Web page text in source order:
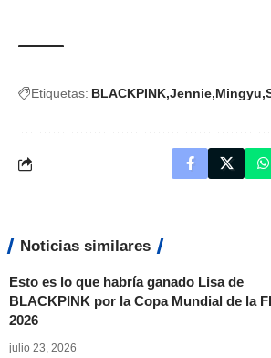
Etiquetas: BLACKPINK Jennie Mingyu
Noticias similares
Esto es lo que habría ganado Lisa de
BLACKPINK por la Copa Mundial de la
2026
julio 23, 2026